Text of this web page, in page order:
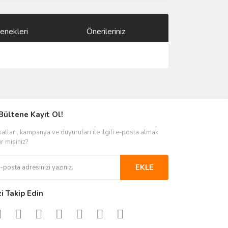
Önerileriniz
Kayıt Ol!
kampanya ve duyuruları ile ilgili e-posta almak
misiniz?
EKLE
Takip Edin